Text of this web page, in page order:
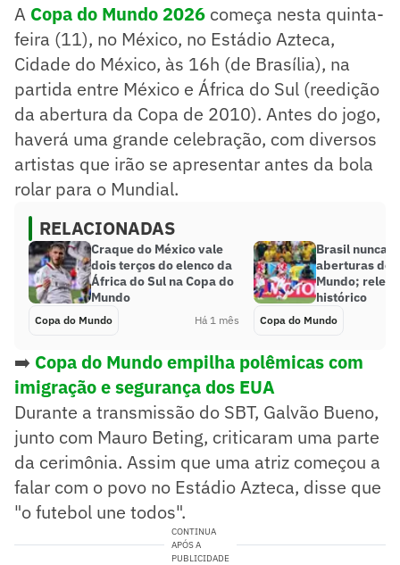
A Copa do Mundo 2026 começa nesta quinta-
feira (11), no México, no Estádio Azteca,
Cidade do México, às 16h (de Brasília), na
partida entre México e África do Sul (reedição
da abertura da Copa de 2010). Antes do jogo,
haverá uma grande celebração, com diversos
artistas que irão se apresentar antes da bola
rolar para o Mundial.
RELACIONADAS
Craque do México vale
dois terços do elenco da
África do Sul na Copa do
Mundo
Copa do Mundo Há 1 mês
Brasil nunca
aberturas de
Mundo;
histórico
Copa do Mundo
➡️ Copa do Mundo empilha polêmicas com
imigração e segurança dos EUA
Durante a transmissão do SBT, Galvão Bueno,
junto com Mauro Beting, criticaram uma parte
da cerimônia. Assim que uma atriz começou a
falar com o povo no Estádio Azteca, disse que
"o futebol une todos".
CONTINUA
APÓS A
PUBLICIDADE